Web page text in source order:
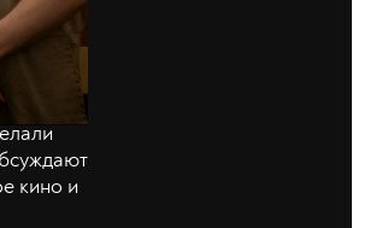
кино и